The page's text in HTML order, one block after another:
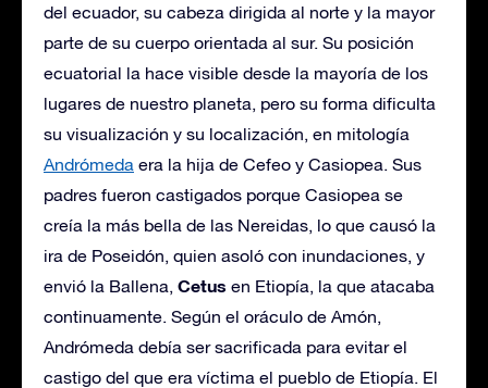
del ecuador, su cabeza dirigida al norte y la mayor
parte de su cuerpo orientada al sur. Su posición
ecuatorial la hace visible desde la mayoría de los
lugares de nuestro planeta, pero su forma dificulta
su visualización y su localización, en mitología
Andrómeda era la hija de Cefeo y Casiopea. Sus
padres fueron castigados porque Casiopea se
creía la más bella de las Nereidas, lo que causó la
ira de Poseidón, quien asoló con inundaciones, y
envió la Ballena, Cetus en Etiopía, la que atacaba
continuamente. Según el oráculo de Amón,
Andrómeda debía ser sacrificada para evitar el
castigo del que era víctima el pueblo de Etiopía. El